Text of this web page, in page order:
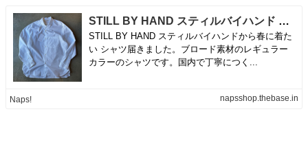
STILL BY HAND スティルバイハンド ブロードシャツ | Naps! powered by BASE
STILL BY HAND スティルバイハンドから春に着た
い シャツ届きました。ブロード素材のレギュラー
カラーのシャツです。国内で丁寧につく...
Naps! napsshop.thebase.in